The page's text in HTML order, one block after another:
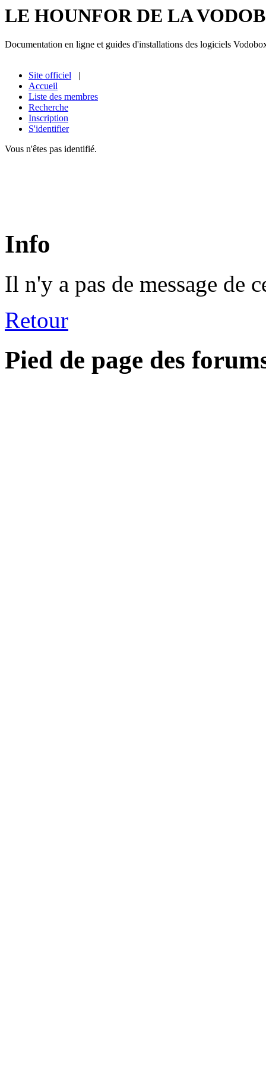
LE HOUNFOR DE LA
Documentation en ligne et guides d'installations des logiciels
Site officiel |
Accueil
Liste des membres
Recherche
Inscription
S'identifier
Vous n'êtes pas identifié.
Info
Il n'y a pas de message de
Retour
Pied de page des